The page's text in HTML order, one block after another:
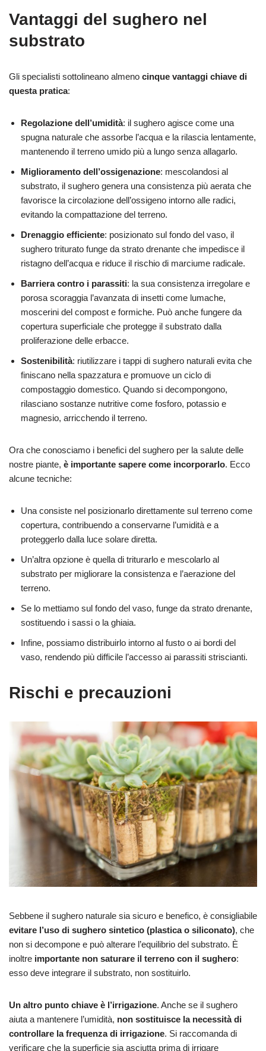
Vantaggi del sughero nel
substrato
Gli specialisti sottolineano almeno cinque vantaggi chiave di
questa pratica:
Regolazione dell’umidità: il sughero agisce come una
spugna naturale che assorbe l’acqua e la rilascia lentamente,
mantenendo il terreno umido più a lungo senza allagarlo.
Miglioramento dell’ossigenazione: mescolandosi al
substrato, il sughero genera una consistenza più aerata che
favorisce la circolazione dell’ossigeno intorno alle radici,
evitando la compattazione del terreno.
Drenaggio efficiente: posizionato sul fondo del vaso, il
sughero triturato funge da strato drenante che impedisce il
ristagno dell’acqua e riduce il rischio di marciume radicale.
Barriera contro i parassiti: la sua consistenza irregolare e
porosa scoraggia l’avanzata di insetti come lumache,
moscerini del compost e formiche. Può anche fungere da
copertura superficiale che protegge il substrato dalla
proliferazione delle erbacce.
Sostenibilità: riutilizzare i tappi di sughero naturali evita che
finiscano nella spazzatura e promuove un ciclo di
compostaggio domestico. Quando si decompongono,
rilasciano sostanze nutritive come fosforo, potassio e
magnesio, arricchendo il terreno.
Ora che conosciamo i benefici del sughero per la salute delle
nostre piante, è importante sapere come incorporarlo. Ecco
alcune tecniche:
Una consiste nel posizionarlo direttamente sul terreno come
copertura, contribuendo a conservarne l’umidità e a
proteggerlo dalla luce solare diretta.
Un’altra opzione è quella di triturarlo e mescolarlo al
substrato per migliorare la consistenza e l’aerazione del
terreno.
Se lo mettiamo sul fondo del vaso, funge da strato drenante,
sostituendo i sassi o la ghiaia.
Infine, possiamo distribuirlo intorno al fusto o ai bordi del
vaso, rendendo più difficile l’accesso ai parassiti striscianti.
Rischi e precauzioni
Sebbene il sughero naturale sia sicuro e benefico, è consigliabile
evitare l’uso di sughero sintetico (plastica o siliconato), che
non si decompone e può alterare l’equilibrio del substrato. È
inoltre importante non saturare il terreno con il sughero:
esso deve integrare il substrato, non sostituirlo.
Un altro punto chiave è l’irrigazione. Anche se il sughero
aiuta a mantenere l’umidità, non sostituisce la necessità di
controllare la frequenza di irrigazione. Si raccomanda di
verificare che la superficie sia asciutta prima di irrigare